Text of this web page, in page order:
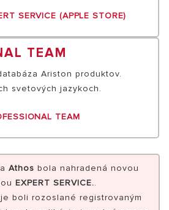
SERVICE (APPLE STORE)
TEAM
Ariston produktov.
svetových jazykoch.
TEAM
Athos bola nahradená novou
EXPERT SERVICE..
boli rozoslané registrovaným